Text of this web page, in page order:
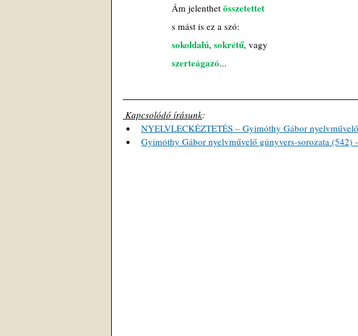
Ám jelenthet összetettet
s mást is ez a szó:
sokoldalú, sokrétű, vagy
szerteágazó...
Kapcsolódó írásunk:
NYELVLECKÉZTETÉS – Gyimóthy Gábor
Gyimóthy Gábor nyelvművelő gúnyvers-sorozata (542)